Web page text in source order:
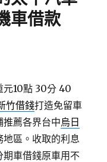
車借款
元10點 30分 40
竹借錢打造免留車
推薦各界台中烏日
區。收取的利息
期車借錢原車用不